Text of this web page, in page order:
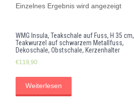
Einzelnes Ergebnis wird angezeigt
WMG Insula, Teakschale auf Fuss, H 35 cm,
Teakwurzel auf schwarzem Metallfuss,
Dekoschale, Obstschale, Kerzenhalter
€119,90
Weiterlesen